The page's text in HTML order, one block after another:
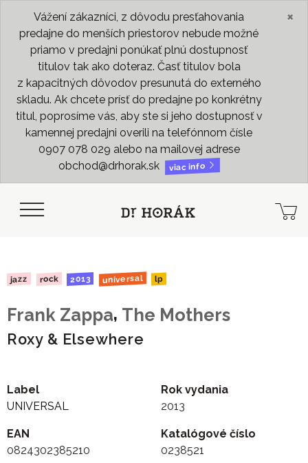
Vážení zákazníci, z dôvodu presťahovania
predajne do menších priestorov nebude možné
priamo v predajni ponúkať plnú dostupnosť
titulov tak ako doteraz. Časť titulov bola
z kapacitných dôvodov presunutá do externého
skladu. Ak chcete prísť do predajne po konkrétny
titul, poprosíme vás, aby ste si jeho dostupnosť v
kamennej predajni overili na telefónnom čísle
0907 078 029 alebo na mailovej adrese
obchod@drhorak.sk
viac info
×
jazz rock 2013 universal lp
Frank Zappa, The Mothers
Roxy & Elsewhere
Label
UNIVERSAL
Rok vydania
2013
EAN
0824302385210
Katalógové číslo
0238521